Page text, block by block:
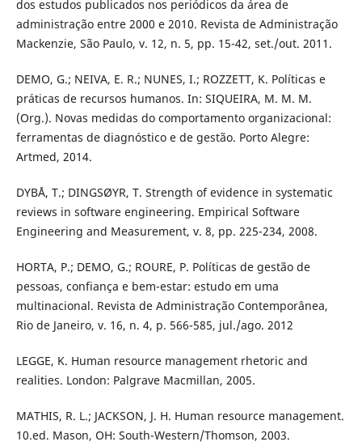
dos estudos publicados nos periódicos da área de
administração entre 2000 e 2010. Revista de Administração
Mackenzie, São Paulo, v. 12, n. 5, pp. 15-42, set./out. 2011.
DEMO, G.; NEIVA, E. R.; NUNES, I.; ROZZETT, K. Políticas e
práticas de recursos humanos. In: SIQUEIRA, M. M. M.
(Org.). Novas medidas do comportamento organizacional:
ferramentas de diagnóstico e de gestão. Porto Alegre:
Artmed, 2014.
DYBÅ, T.; DINGSØYR, T. Strength of evidence in systematic
reviews in software engineering. Empirical Software
Engineering and Measurement, v. 8, pp. 225-234, 2008.
HORTA, P.; DEMO, G.; ROURE, P. Políticas de gestão de
pessoas, confiança e bem-estar: estudo em uma
multinacional. Revista de Administração Contemporânea,
Rio de Janeiro, v. 16, n. 4, p. 566-585, jul./ago. 2012
LEGGE, K. Human resource management rhetoric and
realities. London: Palgrave Macmillan, 2005.
MATHIS, R. L.; JACKSON, J. H. Human resource management.
10.ed. Mason, OH: South-Western/Thomson, 2003.